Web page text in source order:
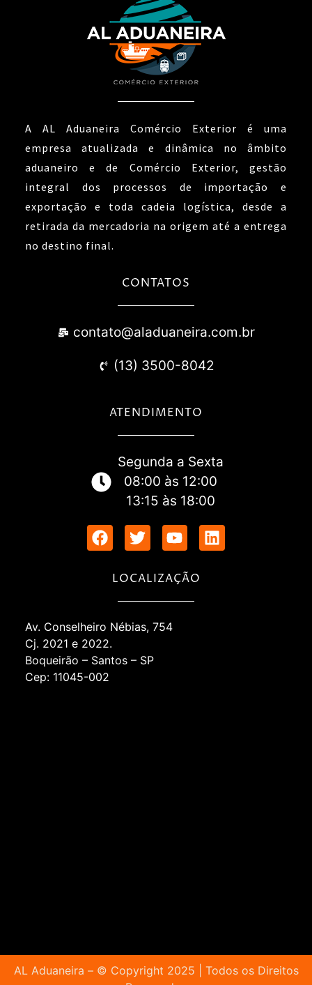
A AL Aduaneira Comércio Exterior é uma
empresa atualizada e dinâmica no âmbito
aduaneiro e de Comércio Exterior, gestão
integral dos processos de importação e
exportação e toda cadeia logística, desde a
retirada da mercadoria na origem até a entrega
no destino final.
CONTATOS
contato@aladuaneira.com.br
(13) 3500-8042
ATENDIMENTO
Segunda a Sexta
08:00 às 12:00
13:15 às 18:00
LOCALIZAÇÃO
Av. Conselheiro Nébias, 754
Cj. 2021 e 2022.
Boqueirão – Santos – SP
Cep: 11045-002
AL Aduaneira – © Copyright 2025 | Todos os Direitos